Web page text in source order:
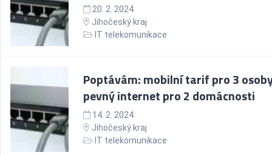
20. 2. 2024
Jihočeský kraj
IT telekomunikace
Poptávám: mobilní tarif pro 3
pevný internet pro 2 domácnosti
14. 2. 2024
Jihočeský kraj
IT telekomunikace